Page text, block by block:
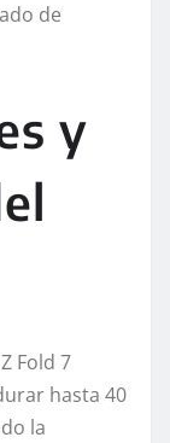
de
y
Fold 7
hasta 40
la